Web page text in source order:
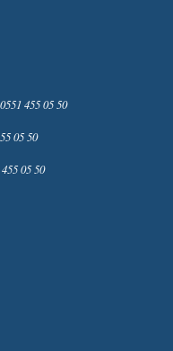
455 05 50
05 50
05 50